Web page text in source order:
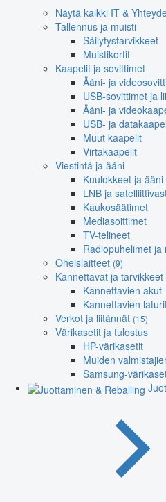
Näytä kaikki IT &
Tallennus ja muisti
Säilytystarvikkeet
Muistikortit
Kaapelit ja sovittimet
Ääni- ja
USB-sovittimet ja
Ääni- ja
USB- ja
Muut kaapelit
Virtakaapelit
Viestintä ja ääni
Kuulokkeet ja ääni
LNB ja
Kaukosäätimet
Mediasoittimet
TV-telineet
Radiopuhelimet ja
Oheislaitteet (9)
Kannettavat ja tarvikkeet
Kannettavien akut
Kannettavien
Verkot ja liitännät (15)
Värikasetit ja tulostus
HP-värikasetit
Muiden
Samsung-